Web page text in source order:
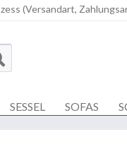
(Versandart,
SESSEL SOFAS